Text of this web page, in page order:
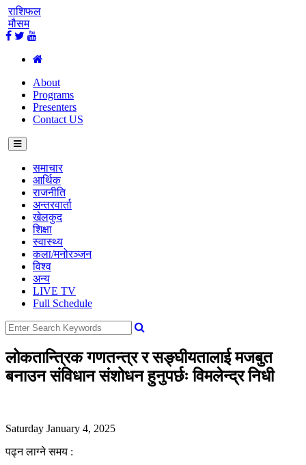
राशिफल
मौसम
About
Programs
Presenters
Contact US
समाचार
आर्थिक
राजनीति
अन्तरवार्ता
खेलकुद
शिक्षा
स्वास्थ्य
कला/मनोरञ्जन
विश्व
अन्य
LIVE TV
Full Schedule
लोकतान्त्रिक गणतन्त्र र सङ्घीयतालाई मजबुत
बनाउन संविधान संशोधन हुनुपर्छः विमलेन्द्र निधी
Saturday January 4, 2025
पढ्न लाग्ने समय :